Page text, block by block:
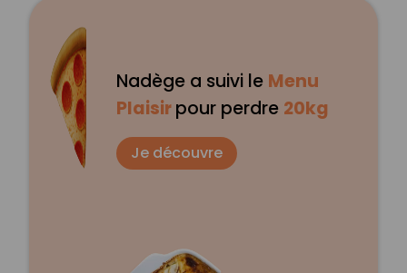
Nadège a suivi le Menu
Plaisirpour perdre 20kg
Je découvre